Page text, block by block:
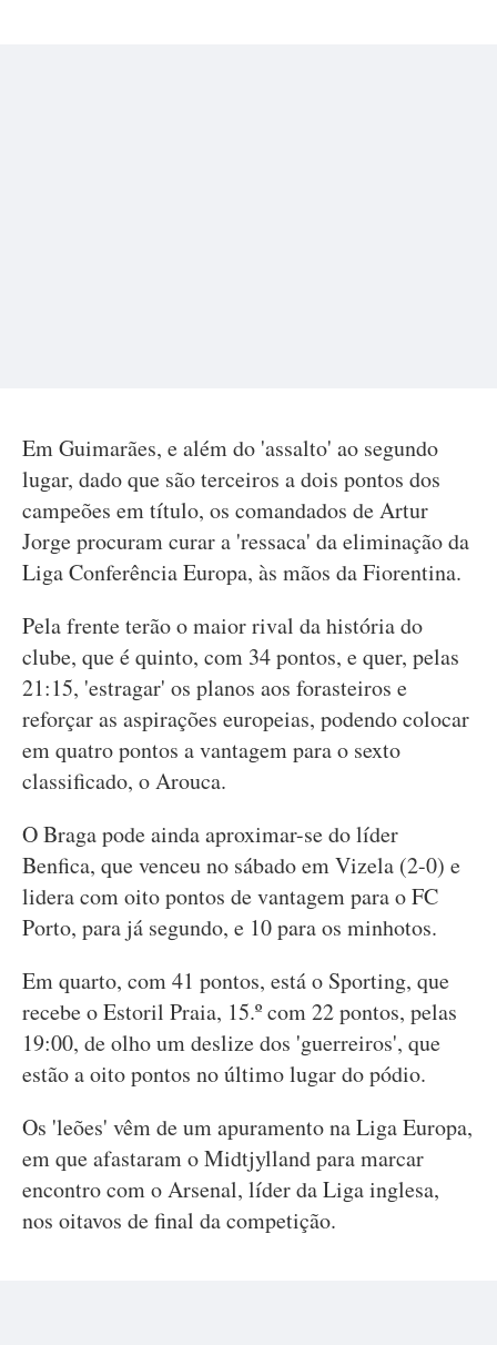
Em Guimarães, e além do 'assalto' ao segundo
lugar, dado que são terceiros a dois pontos dos
campeões em título, os comandados de Artur
Jorge procuram curar a 'ressaca' da eliminação da
Liga Conferência Europa, às mãos da Fiorentina.
Pela frente terão o maior rival da história do
clube, que é quinto, com 34 pontos, e quer, pelas
21:15, 'estragar' os planos aos forasteiros e
reforçar as aspirações europeias, podendo colocar
em quatro pontos a vantagem para o sexto
classificado, o Arouca.
O Braga pode ainda aproximar-se do líder
Benfica, que venceu no sábado em Vizela (2-0) e
lidera com oito pontos de vantagem para o FC
Porto, para já segundo, e 10 para os minhotos.
Em quarto, com 41 pontos, está o Sporting, que
recebe o Estoril Praia, 15.º com 22 pontos, pelas
19:00, de olho um deslize dos 'guerreiros', que
estão a oito pontos no último lugar do pódio.
Os 'leões' vêm de um apuramento na Liga Europa,
em que afastaram o Midtjylland para marcar
encontro com o Arsenal, líder da Liga inglesa,
nos oitavos de final da competição.